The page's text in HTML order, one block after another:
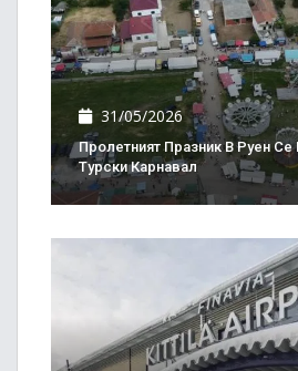
31/05/2026
Пролетният Празник В Руен
Турски Карнавал